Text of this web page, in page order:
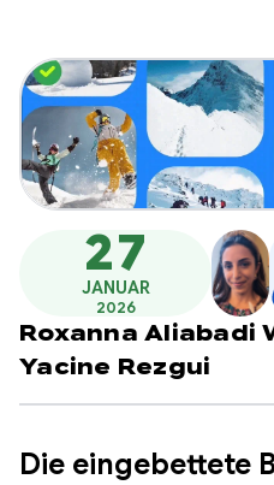
27
JANUAR
2026
Roxanna Aliabadi
Yacine Rezgui
Die eingebettete